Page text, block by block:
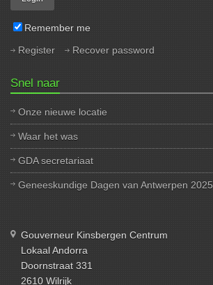
Remember me
Register
Recover password
Snel naar
Onze nieuwe locatie
Waar het was
GDA secretariaat
Geneeskundige Dagen van Antwerpen 2025
Gouverneur Kinsbergen Centrum
Lokaal Andorra
Doornstraat 331
2610 Wilrijk